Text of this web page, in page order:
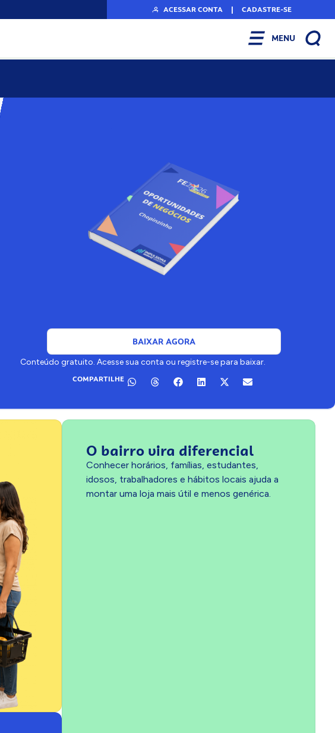
ACESSAR CONTA | CADASTRE-SE
MENU
BAIXAR AGORA
Conteúdo gratuito. Acesse sua conta ou registre-se para baixar.
COMPARTILHE
O bairro vira diferencial
Conhecer horários, famílias, estudantes,
idosos, trabalhadores e hábitos locais ajuda a
montar uma loja mais útil e menos genérica.